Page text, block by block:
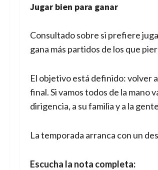
Jugar bien para ganar
Consultado sobre si prefiere
gana más partidos de los que
El objetivo está definido: volver
final. Si vamos todos de la mano
dirigencia, a su familia y a la
La temporada arranca con un
Escucha la nota completa: